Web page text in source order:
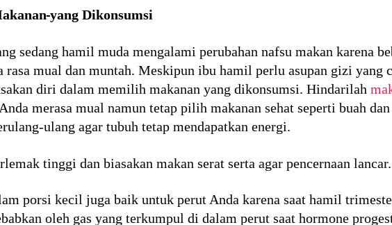
yang Dikonsumsi
sedang hamil muda mengalami perubahan nafsu makan karena
rasa mual dan muntah. Meskipun ibu hamil perlu asupan gizi yang
diri dalam memilih makanan yang dikonsumsi. Hindarilah
merasa mual namun tetap pilih makanan sehat seperti buah
ulang agar tubuh tetap mendapatkan energi.
tinggi dan biasakan makan serat serta agar pencernaan lancar.
porsi kecil juga baik untuk perut Anda karena saat hamil
oleh gas yang terkumpul di dalam perut saat hormone